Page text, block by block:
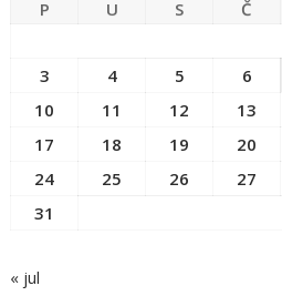
P U S Č
3
4 5 6
10
11 12 13
17
18 19 20
24
25 26 27
31
« jul